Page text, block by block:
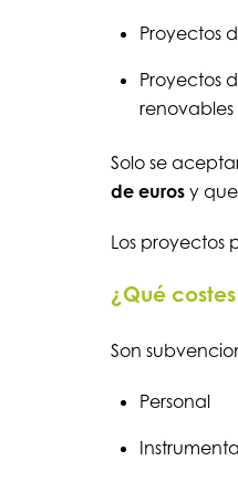
Proyectos
Proyectos
Solo se
de eurosy que
Los proyectos
¿Qué
Son
Personal